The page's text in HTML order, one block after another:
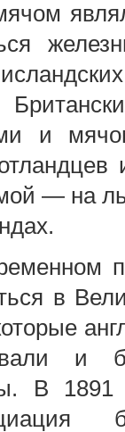
и
— на
в
и
В 1891